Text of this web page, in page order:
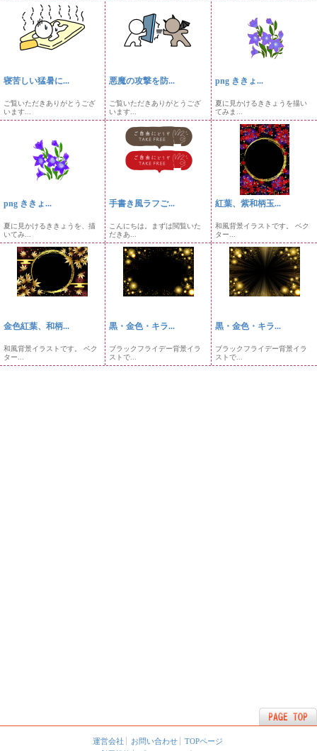
寝苦しい猛暑に...
ご覧いただきありがとうござ
います...
悪魔の攻撃を防...
ご覧いただきありがとうござ
います...
png ききょ...
夏に見かけるききょうを描い
てみま...
png ききょ...
夏に見かけるききょうを、描
いてみ...
手書き風ラフご...
こんにちは。まずは閲覧いた
だきあ...
紅葉、紫和柄玉...
和風背景イラストです。 ベク
ター...
金色紅葉、和柄...
和風背景イラストです。 ベク
ター...
黒・金色・キラ...
ブラックフライデー背景イラ
ストで...
黒・金色・キラ...
ブラックフライデー背景イラ
ストで...
運営会社 お問い合わせ
TOPページ